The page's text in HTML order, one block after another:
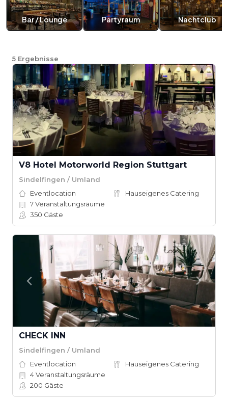
Bar / Lounge Partyraum Nachtclub
5 Ergebnisse
V8 Hotel Motorworld Region Stuttgart
Sindelfingen / Umland
Eventlocation
Hauseigenes Catering
7Veranstaltungsräume
350 Gäste
CHECK INN
Sindelfingen / Umland
Eventlocation
Hauseigenes Catering
4Veranstaltungsräume
200 Gäste